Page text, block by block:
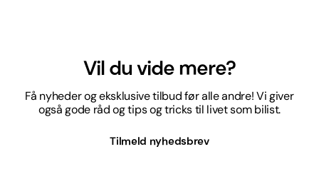
Vil du vide mere?
Få nyheder og eksklusive tilbud før alle andre! Vi giver
også gode råd og tips og tricks til livet som bilist.
Tilmeld nyhedsbrev